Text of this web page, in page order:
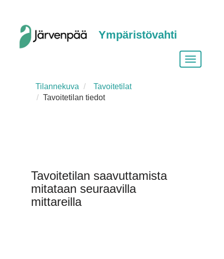
Ympäristövahti
Vaihda
Tilannekuva
Tavoitetilat
Tavoitetilan tiedot
Tavoitetilan saavuttamista
mitataan seuraavilla
mittareilla